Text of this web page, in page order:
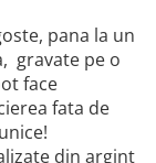
pana la un
gravate pe o
face
fata de
din argint